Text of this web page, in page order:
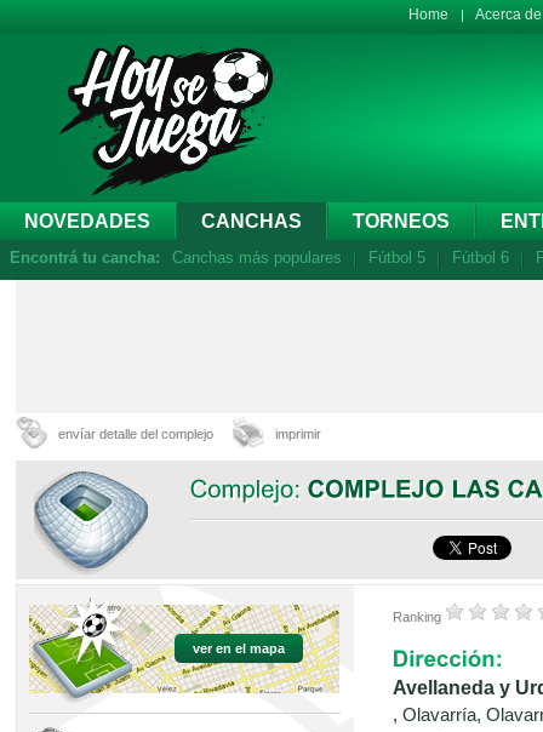
Home Acerca
NOVEDADES CANCHAS TORNEOS
Encontrá tu cancha: Canchas más populares Fútbol 5 Fútbol 6
envíar detalle del complejo imprimir
ver en el mapa
Ranking
Avellaneda y
, Olavarría,